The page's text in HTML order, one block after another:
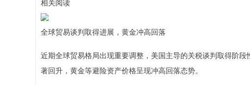
相关阅读
全球贸易谈判取得进展，黄金冲高回落​
近期全球贸易格局出现重要调整，美国主导的关税谈判取得阶
著回升，黄金等避险资产价格呈现冲高回落态势。